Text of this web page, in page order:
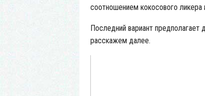
соотношением кокосового ликера
Последний вариант
расскажем далее.